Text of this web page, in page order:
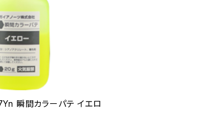
瞬間カラーパテ イエロ